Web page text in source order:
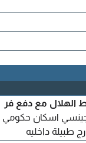
الهلال مع دفع فر
اسكان حكومي
طبيلة داخليه